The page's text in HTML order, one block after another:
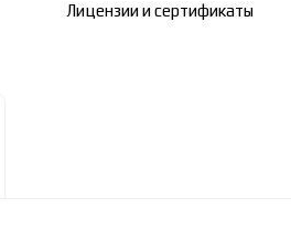
Лицензии и сертификаты